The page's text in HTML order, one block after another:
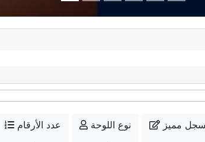
عدد الأرقام
نوع اللوحة
مميز